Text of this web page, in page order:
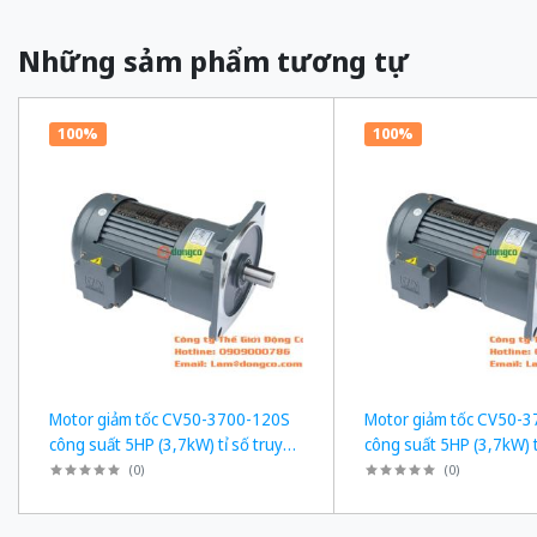
Những sảm phẩm tương tự
100%
Motor giảm tốc CV50-3700-120S
công suất 5HP (3,7kW) tỉ số truyền
1/120
(0)
100%
Motor giảm tốc CV50-
công suất 5HP
1/50
(0)